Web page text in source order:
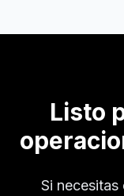
Listo
Si necesitas